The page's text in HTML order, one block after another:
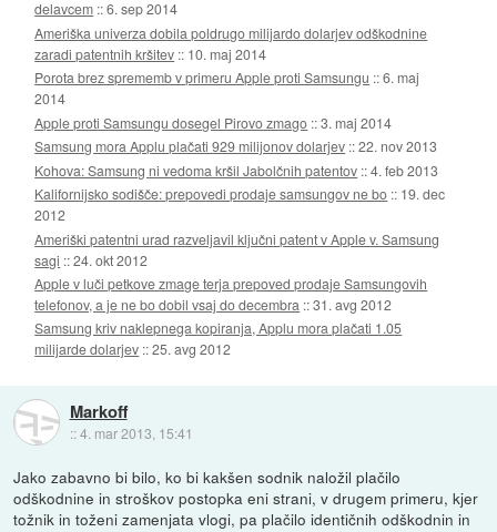
delavcem ::6. sep 2014
Ameriška univerza dobila poldrugo milijardo dolarjev odškodnine
zaradi patentnih kršitev :: 10. maj 2014
Porota brez sprememb v primeru Apple proti Samsungu ::6. maj
2014
Apple proti Samsungu dosegel Pirovo zmago ::3. maj 2014
Samsung mora Applu plačati 929 milijonov dolarjev ::22. nov 2013
Kohova: Samsung ni vedoma kršil Jabolčnih patentov ::4. feb 2013
Kalifornijsko sodišče: prepovedi prodaje samsungov ne bo :: 19. dec
2012
Ameriški patentni urad razveljavil ključni patent v Apple v. Samsung
sagi ::24. okt 2012
Apple v luči petkove zmage terja prepoved prodaje Samsungovih
telefonov, a je ne bo dobil vsaj do decembra ::31. avg 2012
Samsung kriv naklepnega kopiranja, Applu mora plačati 1.05
milijarde dolarjev ::25. avg 2012
Markoff
::4. mar 2013, 15:41
Jako zabavno bi bilo, ko bi kakšen sodnik naložil plačilo
odškodnine in stroškov postopka eni strani, v drugem primeru, kjer
tožnik in toženi zamenjata vlogi, pa plačilo identičnih odškodnin in